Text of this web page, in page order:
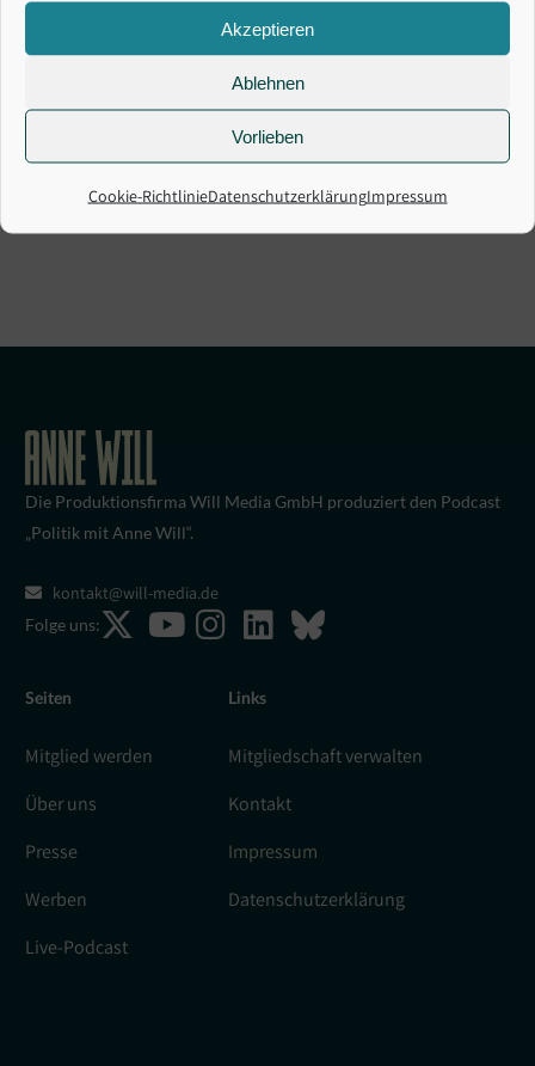
Akzeptieren
Ablehnen
Vorlieben
Cookie-RichtlinieDatenschutzerklärungImpressum
www.aaronhaehner.com
Die Produktionsfirma Will Media GmbH produziert den Podcast
„Politik mit Anne Will“.
kontakt@will-media.de
Folge uns:
Seiten
Mitglied werden
Über uns
Presse
Werben
Live-Podcast
Links
Mitgliedschaft verwalten
Kontakt
Impressum
Datenschutzerklärung